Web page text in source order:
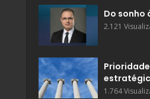
Do sonho
2.121
1.764